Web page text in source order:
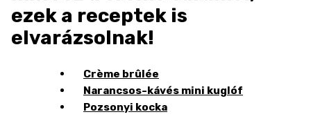
ezek a receptek is
elvarázsolnak!
Crème brûlée
Narancsos-kávés mini kuglóf
Pozsonyi kocka